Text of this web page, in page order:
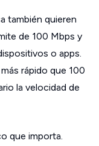
también quieren
de 100 Mbps y
o apps.
rápido que 100
la velocidad de
que importa.